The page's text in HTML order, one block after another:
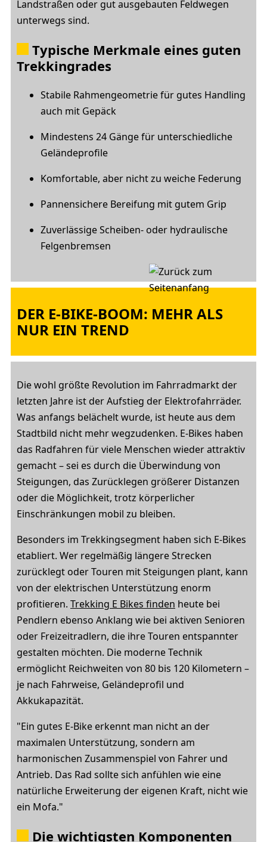
Landstraßen oder gut ausgebauten Feldwegen
unterwegs sind.
Typische Merkmale eines guten
Trekkingrades
Stabile Rahmengeometrie für gutes Handling
auch mit Gepäck
Mindestens 24 Gänge für unterschiedliche
Geländeprofile
Komfortable, aber nicht zu weiche Federung
Pannensichere Bereifung mit gutem Grip
Zuverlässige Scheiben- oder hydraulische
Felgenbremsen
DER E-BIKE-BOOM: MEHR ALS
NUR EIN TREND
Die wohl größte Revolution im Fahrradmarkt der
letzten Jahre ist der Aufstieg der Elektrofahrräder.
Was anfangs belächelt wurde, ist heute aus dem
Stadtbild nicht mehr wegzudenken. E-Bikes haben
das Radfahren für viele Menschen wieder attraktiv
gemacht – sei es durch die Überwindung von
Steigungen, das Zurücklegen größerer Distanzen
oder die Möglichkeit, trotz körperlicher
Einschränkungen mobil zu bleiben.
Besonders im Trekkingsegment haben sich E-Bikes
etabliert. Wer regelmäßig längere Strecken
zurücklegt oder Touren mit Steigungen plant, kann
von der elektrischen Unterstützung enorm
profitieren. Trekking E Bikes finden heute bei
Pendlern ebenso Anklang wie bei aktiven Senioren
oder Freizeitradlern, die ihre Touren entspannter
gestalten möchten. Die moderne Technik
ermöglicht Reichweiten von 80 bis 120 Kilometern –
je nach Fahrweise, Geländeprofil und
Akkukapazität.
"Ein gutes E-Bike erkennt man nicht an der
maximalen Unterstützung, sondern am
harmonischen Zusammenspiel von Fahrer und
Antrieb. Das Rad sollte sich anfühlen wie eine
natürliche Erweiterung der eigenen Kraft, nicht wie
ein Mofa."
Die wichtigsten Komponenten